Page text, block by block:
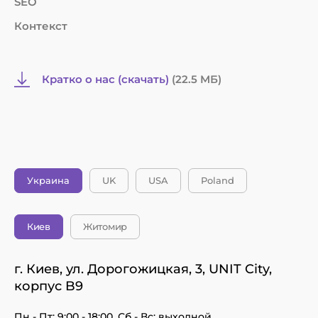
Современный IT-рынок пестрит различными
больше заплатите за доработки и исправление
ошибок. Так что сразу ищите нормального
Почему ITUA:
опыт работы на рынке 11 лет;
сотрудничество с разными сферами бизнеса;
Контекст
Кратко о нас (скачать) (22.5 MБ)
Украина UK USA Poland
Киев Житомир
г. Киев, ул. Дорогожицкая, 3, UNIT City,
корпус B9